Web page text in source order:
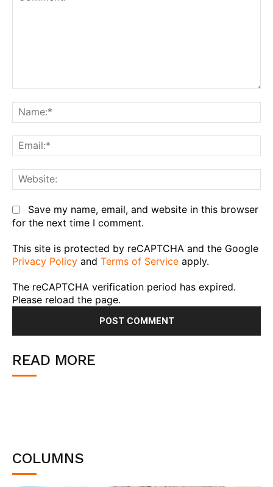
COLUMNS
Save my name, email, and website in this browser
for the next time I comment.
This site is protected by reCAPTCHA and the Google
Privacy Policy and Terms of Service apply.
The reCAPTCHA verification period has expired.
Please reload the page.
READ MORE